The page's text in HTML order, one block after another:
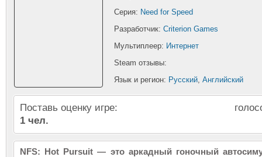
Red Dead Redemption Left 4 Dead 2
Серия: Need for Speed
Разработчик: Criterion Games
Мультиплеер: Интернет
Steam отзывы:
Язык и регион: Русский, Английский
Поставь оценку игре:
1 чел.
NFS: Hot Pursuit — это аркадный гоночный